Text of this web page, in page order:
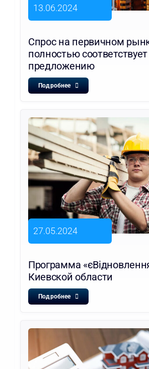
13.06.2024
Спрос на первичном
полностью соответствует
предложению
Подробнее
27.05.2024
Программа
Киевской области
Подробнее